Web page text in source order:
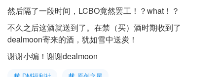
然后隔了一段时间，LCBO竟然罢工！？what！？
不久之后这酒就送到了。在禁（买）酒时期收到了
dealmoon寄来的酒，犹如雪中送炭！
谢谢小编！谢谢dealmoon